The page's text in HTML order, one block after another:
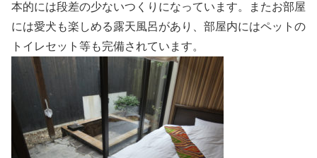
本的には段差の少ないつくりになっています。またお部屋
には愛犬も楽しめる露天風呂があり、部屋内にはペットの
トイレセット等も完備されています。